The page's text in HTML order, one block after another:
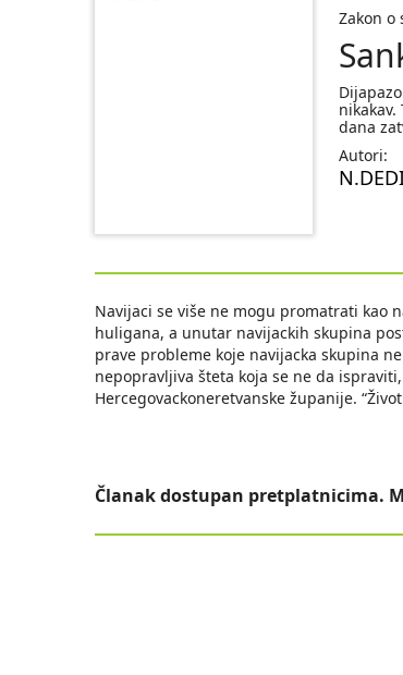
Zakon
dana
Autori:
Navijaci se više ne mogu promatrati kao
huligana, a unutar navijackih skupina
prave probleme koje navijacka skupina
nepopravljiva šteta koja se ne da
Hercegovackoneretvanske županije.
Članak dostupan pretplatnicima.